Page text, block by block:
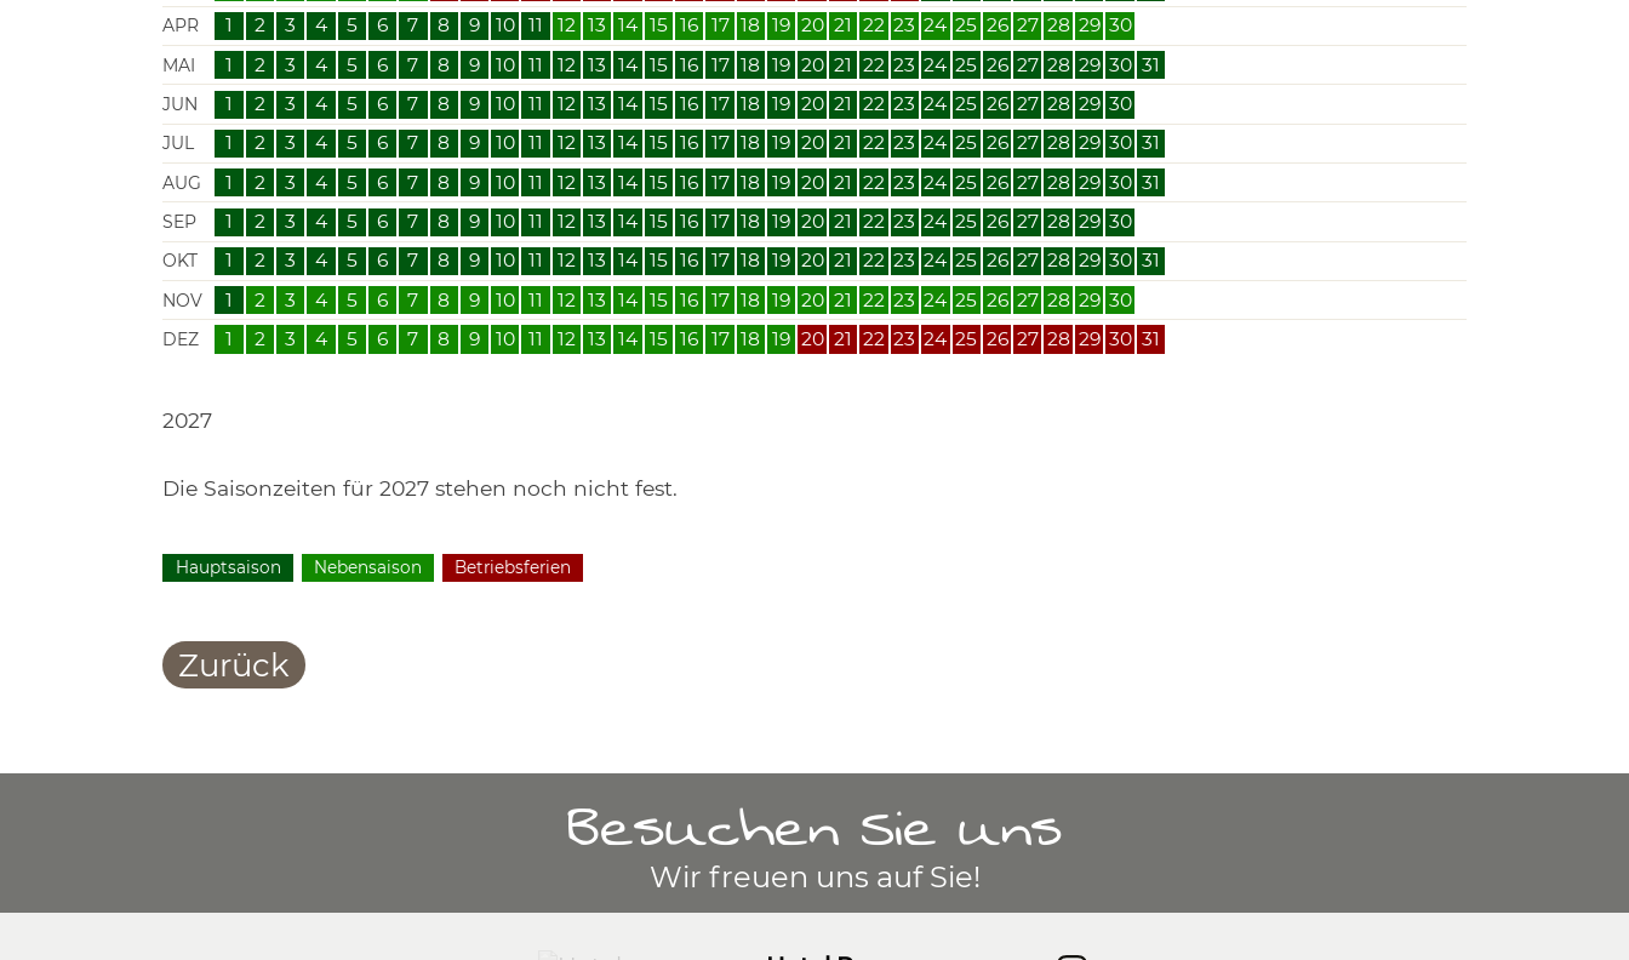
APR 1 2 3 4 5 6 7 8 9 10 11 12 13 14 15 16 17 18 19 20 21 22 23 24 25 26 27 28 29 30
MAI 1 2 3 4 5 6 7 8 9 10 11 12 13 14 15 16 17 18 19 20 21 22 23 24 25 26 27 28 29 30 31
JUN 1 2 3 4 5 6 7 8 9 10 11 12 13 14 15 16 17 18 19 20 21 22 23 24 25 26 27 28 29 30
JUL 1 2 3 4 5 6 7 8 9 10 11 12 13 14 15 16 17 18 19 20 21 22 23 24 25 26 27 28 29 30 31
AUG 1 2 3 4 5 6 7 8 9 10 11 12 13 14 15 16 17 18 19 20 21 22 23 24 25 26 27 28 29 30 31
SEP 1 2 3 4 5 6 7 8 9 10 11 12 13 14 15 16 17 18 19 20 21 22 23 24 25 26 27 28 29 30
OKT 1 2 3 4 5 6 7 8 9 10 11 12 13 14 15 16 17 18 19 20 21 22 23 24 25 26 27 28 29 30 31
NOV 1 2 3 4 5 6 7 8 9 10 11 12 13 14 15 16 17 18 19 20 21 22 23 24 25 26 27 28 29 30
DEZ 1 2 3 4 5 6 7 8 9 10 11 12 13 14 15 16 17 18 19 20 21 22 23 24 25 26 27 28 29 30 31
2027
Die Saisonzeiten für 2027 stehen noch nicht fest.
Hauptsaison Nebensaison Betriebsferien
Zurück
Besuchen Sie uns
Wir freuen uns auf Sie!